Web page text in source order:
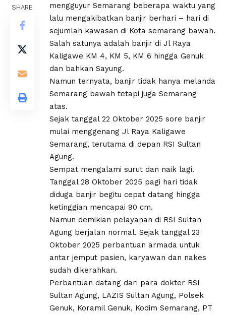
SHARE
mengguyur Semarang beberapa waktu yang
lalu mengakibatkan banjir berhari – hari di
sejumlah kawasan di Kota semarang bawah.
Salah satunya adalah banjir di Jl Raya
Kaligawe KM 4, KM 5, KM 6 hingga Genuk
dan bahkan Sayung.
Namun ternyata, banjir tidak hanya melanda
Semarang bawah tetapi juga Semarang
atas.
Sejak tanggal 22 Oktober 2025 sore banjir
mulai menggenang Jl Raya Kaligawe
Semarang, terutama di depan RSI Sultan
Agung.
Sempat mengalami surut dan naik lagi.
Tanggal 28 Oktober 2025 pagi hari tidak
diduga banjir begitu cepat datang hingga
ketinggian mencapai 90 cm.
Namun demikian pelayanan di RSI Sultan
Agung berjalan normal. Sejak tanggal 23
Oktober 2025 perbantuan armada untuk
antar jemput pasien, karyawan dan nakes
sudah dikerahkan.
Perbantuan datang dari para dokter RSI
Sultan Agung, LAZIS Sultan Agung, Polsek
Genuk, Koramil Genuk, Kodim Semarang, PT